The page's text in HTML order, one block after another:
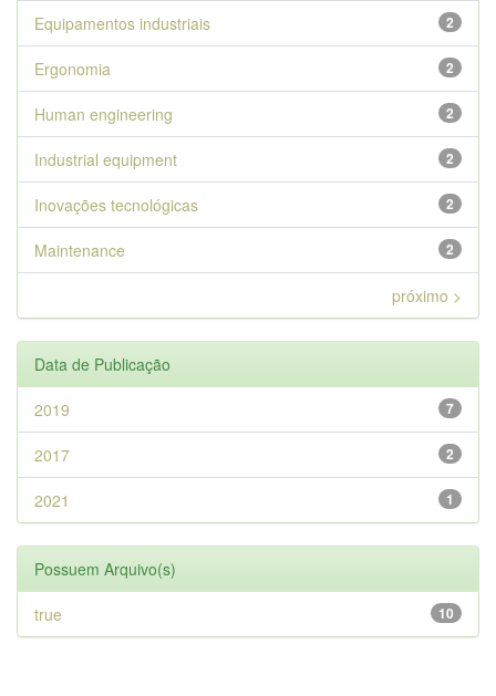
2
Equipamentos industriais
2
Ergonomia
2
Human engineering
2
Industrial equipment
2
Inovações tecnológicas
2
Maintenance
próximo >
Data de Publicação
7
2019
2
2017
1
2021
Possuem Arquivo(s)
10
true